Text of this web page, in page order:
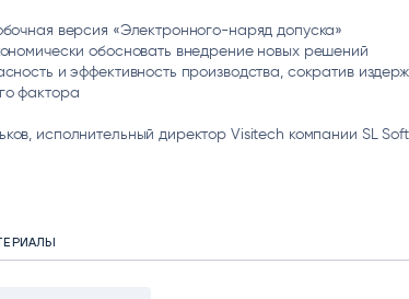
версия «Электронного-наряд допуска»
обосновать внедрение новых решений
и эффективность производства, сократив
фактора
исполнительный директор Visitech компании SL Soft